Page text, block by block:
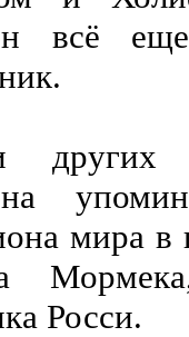
всё
других
мира в
Росси.